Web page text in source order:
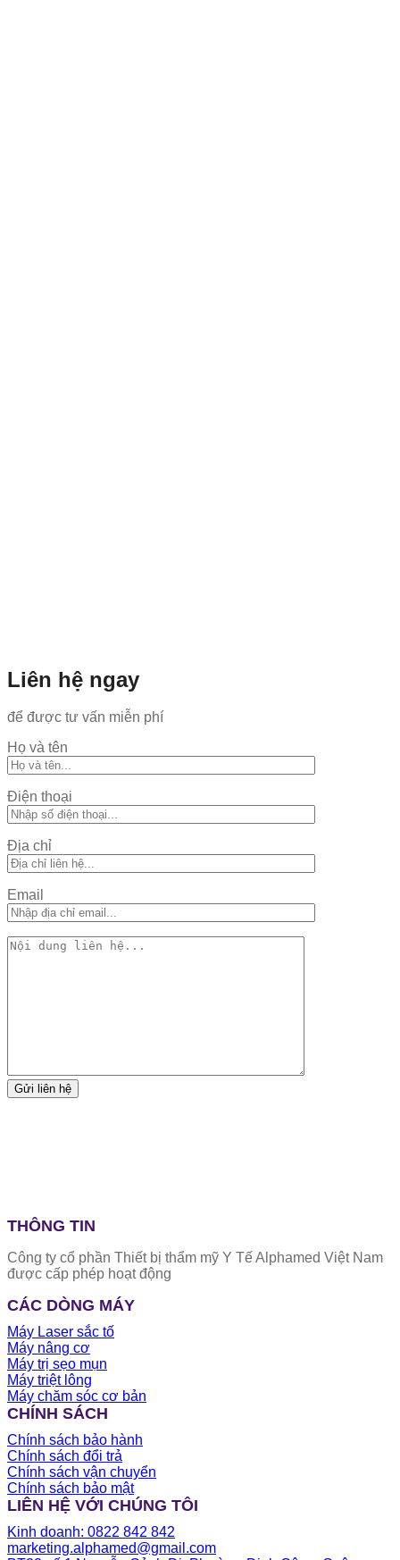
Liên hệ ngay
để được tư vấn miễn phí
Họ và tên
Điện thoại
Địa chỉ
Email
THÔNG TIN
Công ty cổ phần Thiết bị thẩm mỹ Y Tế Alphamed Việt Nam
được cấp phép hoạt động
CÁC DÒNG MÁY
Máy Laser sắc tố
Máy nâng cơ
Máy trị sẹo mụn
Máy triệt lông
Máy chăm sóc cơ bản
CHÍNH SÁCH
Chính sách bảo hành
Chính sách đổi trả
Chính sách vận chuyển
Chính sách bảo mật
LIÊN HỆ VỚI CHÚNG TÔI
Kinh doanh: 0822 842 842
marketing.alphamed@gmail.com